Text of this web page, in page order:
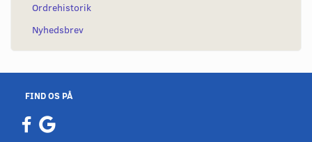
Ordrehistorik
Nyhedsbrev
FIND OS PÅ